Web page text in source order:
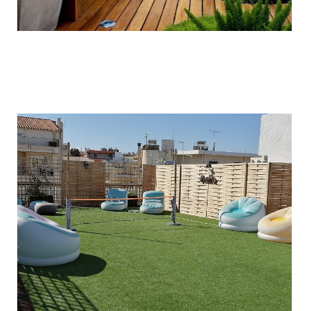
Roof Garden Ηλιούπολη
ΔΙΑΜΌΡΦΩΣΗ ΠΕΡΙΒΑΛΛΌΝΤΩΝ ΧΏΡΩΝ